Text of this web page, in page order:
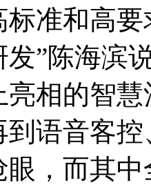
准和高
”陈海滨
亮相的智
语音客
眼，而其